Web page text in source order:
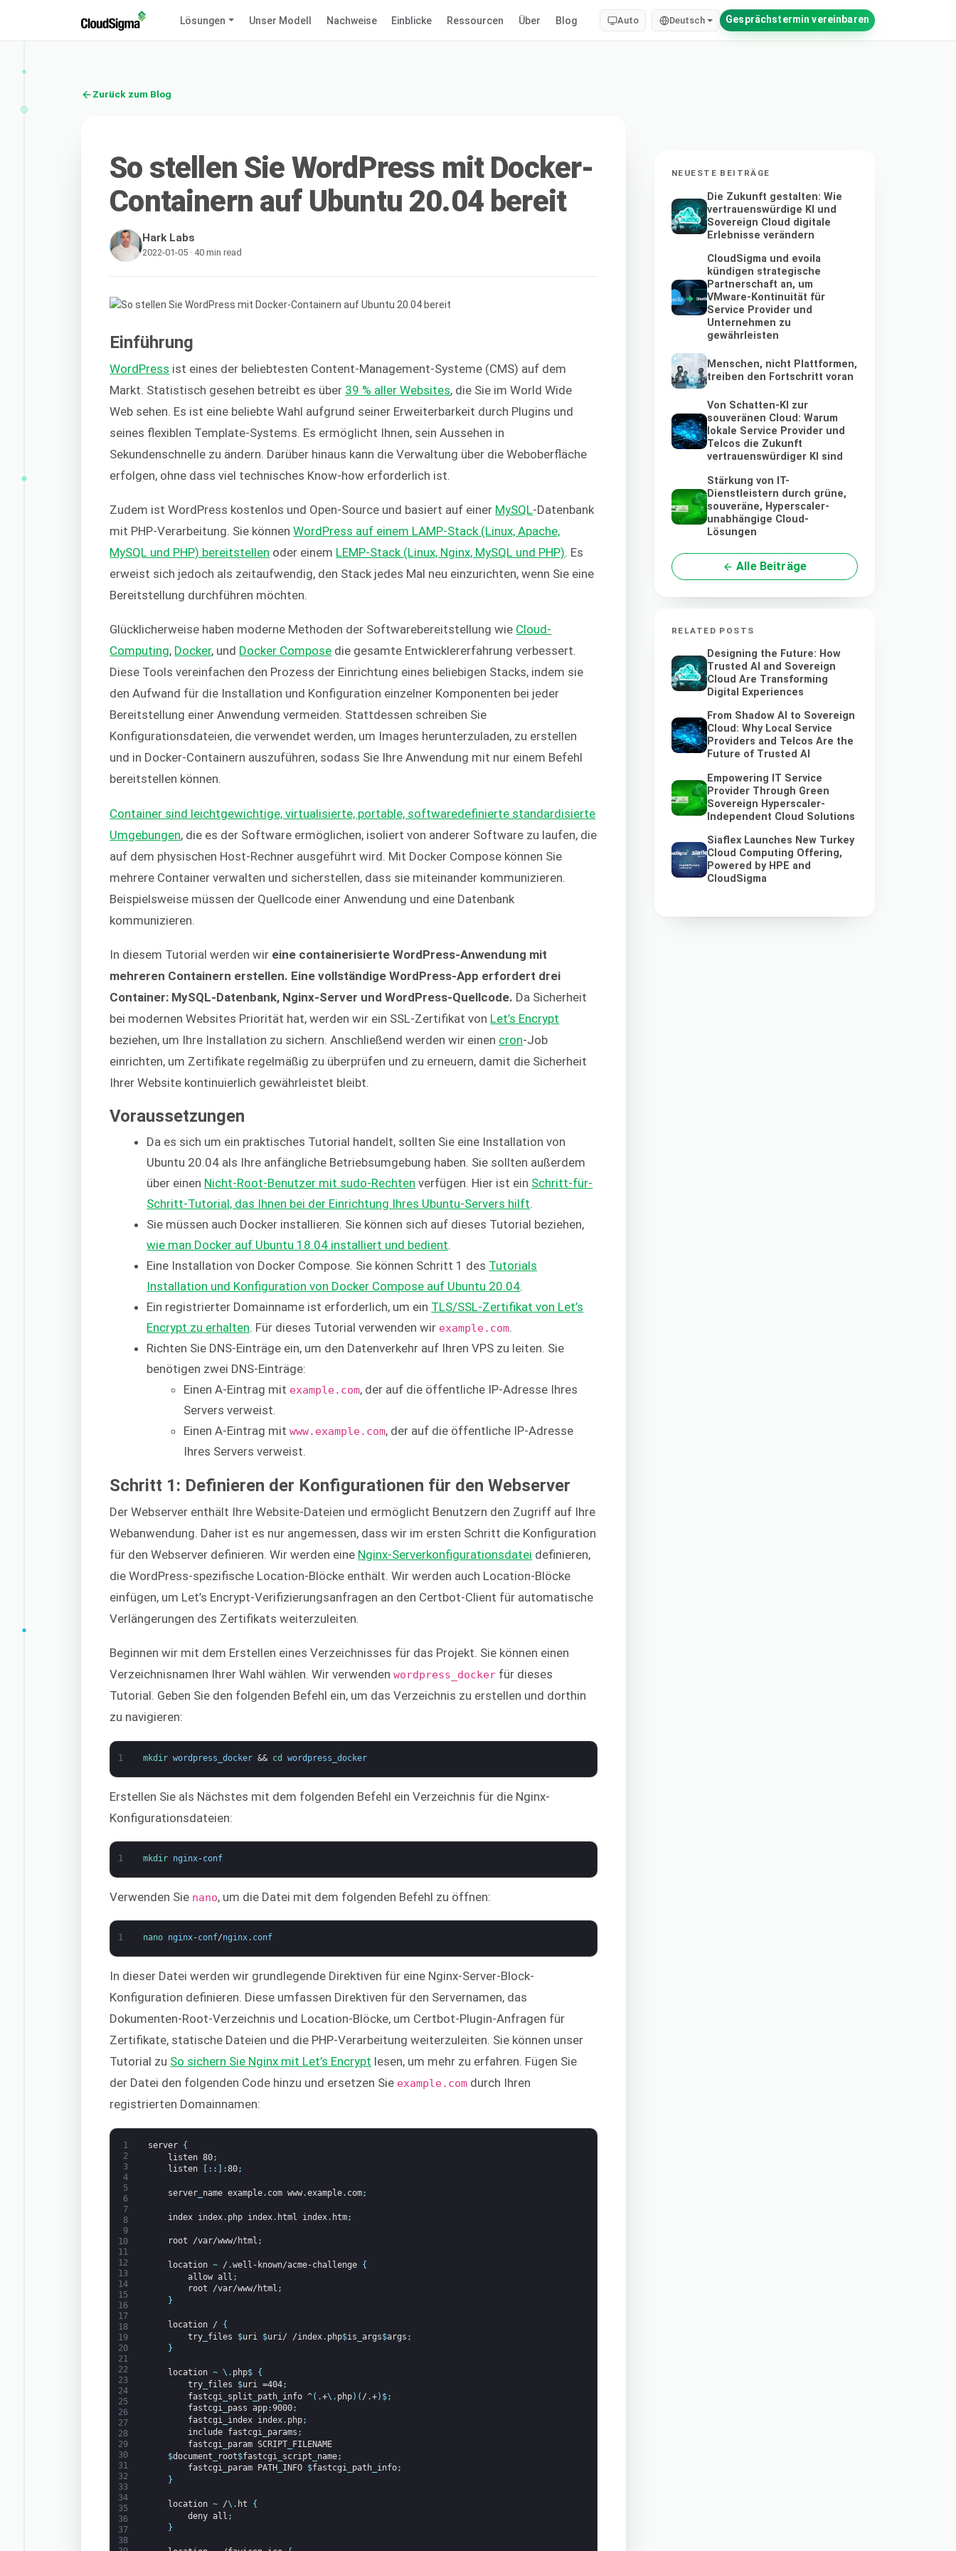
Lösungen Unser Modell Nachweise Einblicke Ressourcen Über Blog Auto Deutsch Gesprächstermin vereinbaren
Zurück zum Blog
So stellen Sie WordPress mit Docker-
Containern auf Ubuntu 20.04 bereit
Hark Labs
2022-01-05 · 40 min read
Einführung
WordPress ist eines der beliebtesten Content-Management-Systeme (CMS) auf dem
Markt. Statistisch gesehen betreibt es über 39 % aller Websites, die Sie im World Wide
Web sehen. Es ist eine beliebte Wahl aufgrund seiner Erweiterbarkeit durch Plugins und
seines flexiblen Template-Systems. Es ermöglicht Ihnen, sein Aussehen in
Sekundenschnelle zu ändern. Darüber hinaus kann die Verwaltung über die Weboberfläche
erfolgen, ohne dass viel technisches Know-how erforderlich ist.
Zudem ist WordPress kostenlos und Open-Source und basiert auf einer MySQL-Datenbank
mit PHP-Verarbeitung. Sie könnenWordPress auf einem LAMP-Stack (Linux, Apache,
MySQL und PHP) bereitstellen oder einem LEMP-Stack (Linux, Nginx, MySQL und PHP) . Es
erweist sich jedoch als zeitaufwendig, den Stack jedes Mal neu einzurichten, wenn Sie eine
Bereitstellung durchführen möchten.
Glücklicherweise haben moderne Methoden der Softwarebereitstellung wie Cloud-
Computing, Docker, und Docker Compose die gesamte Entwicklererfahrung verbessert.
Diese Tools vereinfachen den Prozess der Einrichtung eines beliebigen Stacks, indem sie
den Aufwand für die Installation und Konfiguration einzelner Komponenten bei jeder
Bereitstellung einer Anwendung vermeiden. Stattdessen schreiben Sie
Konfigurationsdateien, die verwendet werden, um Images herunterzuladen, zu erstellen
und in Docker-Containern auszuführen, sodass Sie Ihre Anwendung mit nur einem Befehl
bereitstellen können.
Container sind leichtgewichtige, virtualisierte, portable, softwaredefinierte standardisierte
Umgebungen, die es der Software ermöglichen, isoliert von anderer Software zu laufen, die
auf dem physischen Host-Rechner ausgeführt wird. Mit Docker Compose können Sie
mehrere Container verwalten und sicherstellen, dass sie miteinander kommunizieren.
Beispielsweise müssen der Quellcode einer Anwendung und eine Datenbank
kommunizieren.
In diesem Tutorial werden wir eine containerisierte WordPress-Anwendung mit
mehreren Containern erstellen. Eine vollständige WordPress-App erfordert drei
Container: MySQL-Datenbank, Nginx-Server und WordPress-Quellcode. Da Sicherheit
bei modernen Websites Priorität hat, werden wir ein SSL-Zertifikat von Let’s Encrypt
beziehen, um Ihre Installation zu sichern. Anschließend werden wir einen cron-Job
einrichten, um Zertifikate regelmäßig zu überprüfen und zu erneuern, damit die Sicherheit
Ihrer Website kontinuierlich gewährleistet bleibt.
Voraussetzungen
Da es sich um ein praktisches Tutorial handelt, sollten Sie eine Installation von
Ubuntu 20.04 als Ihre anfängliche Betriebsumgebung haben. Sie sollten außerdem
über einen Nicht-Root-Benutzer mit sudo-Rechten verfügen. Hier ist ein Schritt-für-
Schritt-Tutorial, das Ihnen bei der Einrichtung Ihres Ubuntu-Servers hilft.
Sie müssen auch Docker installieren. Sie können sich auf dieses Tutorial beziehen,
wie man Docker auf Ubuntu 18.04 installiert und bedient.
Eine Installation von Docker Compose. Sie können Schritt 1 des Tutorials
Installation und Konfiguration von Docker Compose auf Ubuntu 20.04.
Ein registrierter Domainname ist erforderlich, um ein TLS/SSL-Zertifikat von Let’s
Encrypt zu erhalten. Für dieses Tutorial verwenden wir example.com.
Richten Sie DNS-Einträge ein, um den Datenverkehr auf Ihren VPS zu leiten. Sie
benötigen zwei DNS-Einträge:
Einen A-Eintrag mit example.com, der auf die öffentliche IP-Adresse Ihres
Servers verweist.
Einen A-Eintrag mitwww.example.com, der auf die öffentliche IP-Adresse
Ihres Servers verweist.
Schritt 1: Definieren der Konfigurationen für den Webserver
Der Webserver enthält Ihre Website-Dateien und ermöglicht Benutzern den Zugriff auf Ihre
Webanwendung. Daher ist es nur angemessen, dass wir im ersten Schritt die Konfiguration
für den Webserver definieren. Wir werden eine Nginx-Serverkonfigurationsdatei definieren,
die WordPress-spezifische Location-Blöcke enthält. Wir werden auch Location-Blöcke
einfügen, um Let’s Encrypt-Verifizierungsanfragen an den Certbot-Client für automatische
Verlängerungen des Zertifikats weiterzuleiten.
Beginnen wir mit dem Erstellen eines Verzeichnisses für das Projekt. Sie können einen
Verzeichnisnamen Ihrer Wahl wählen. Wir verwendenwordpress_docker für dieses
Tutorial. Geben Sie den folgenden Befehl ein, um das Verzeichnis zu erstellen und dorthin
zu navigieren:
1 mkdir wordpress_docker && cd wordpress_docker
Erstellen Sie als Nächstes mit dem folgenden Befehl ein Verzeichnis für die Nginx-
Konfigurationsdateien:
1 mkdir nginx-conf
Verwenden Sie nano, um die Datei mit dem folgenden Befehl zu öffnen:
1 nano nginx-conf/nginx. conf
In dieser Datei werden wir grundlegende Direktiven für eine Nginx-Server-Block-
Konfiguration definieren. Diese umfassen Direktiven für den Servernamen, das
Dokumenten-Root-Verzeichnis und Location-Blöcke, um Certbot-Plugin-Anfragen für
Zertifikate, statische Dateien und die PHP-Verarbeitung weiterzuleiten. Sie können unser
Tutorial zu So sichern Sie Nginx mit Let’s Encrypt lesen, um mehr zu erfahren. Fügen Sie
der Datei den folgenden Code hinzu und ersetzen Sie example.com durch Ihren
registrierten Domainnamen:
1
2
3
4
5
6
7
8
9
10
11
12
13
14
15
16
17
18
19
20
21
22
23
24
25
26
27
28
29
30
31
32
33
34
35
36
37
38
server {
listen 80;
listen
: : :80;
server_ name example. com www.example. com;
index index. php index. html index. htm;
root /var/www/html ;
location ~ / .well-known/acme-challenge {
allow all ;
root
/var/www/html ;
}
location /
{
try_ files $uri $uri/ /index. php$is args$args ;
}
location ~ \ . php$ {
try_ files $uri =404;
fastcgi
split path_ info ^( .+\ . php) ( / .+) $;
fastcgi_ pass app:9000;
fastcgi_ index index. php;
include fastcgi_ params ;
fastcgi
param SCRIPT_ FILENAME
$document root$fastcgi script name;
fastcgi_ param PATH INFO $fastcgi_ path_ info;
}
location ~ /\ . ht
{
deny all ;
}
NEUESTE BEITRÄGE
Die Zukunft gestalten: Wie
vertrauenswürdige KI und
Sovereign Cloud digitale
Erlebnisse verändern
CloudSigma und evoila
kündigen strategische
Partnerschaft an, um
VMware-Kontinuität für
Service Provider und
Unternehmen zu
gewährleisten
Menschen, nicht Plattformen,
treiben den Fortschritt voran
Von Schatten-KI zur
souveränen Cloud: Warum
lokale Service Provider und
Telcos die Zukunft
vertrauenswürdiger KI sind
Stärkung von IT-
Dienstleistern durch grüne,
souveräne, Hyperscaler-
unabhängige Cloud-
Lösungen
Alle Beiträge
RELATED POSTS
Designing the Future: How
Trusted AI and Sovereign
Cloud Are Transforming
Digital Experiences
From Shadow AI to Sovereign
Cloud: Why Local Service
Providers and Telcos Are the
Future of Trusted AI
Empowering IT Service
Provider Through Green
Sovereign Hyperscaler-
Independent Cloud Solutions
Siaflex Launches New Turkey
Cloud Computing Offering,
Powered by HPE and
CloudSigma